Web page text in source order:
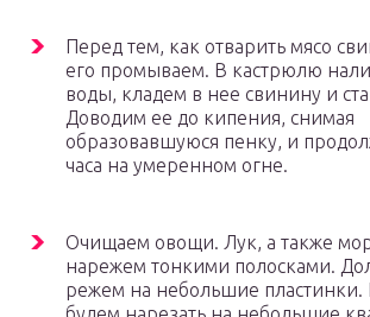
Перед тем, как отварить мясо
его промываем. В кастрюлю
воды, кладем в нее свинину и
Доводим ее до кипения, снимая
образовавшуюся пенку, и
часа на умеренном огне.
Очищаем овощи. Лук, а также
нарежем тонкими полосками.
режем на небольшие